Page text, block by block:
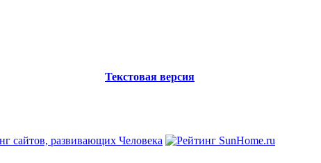
Текстовая версия